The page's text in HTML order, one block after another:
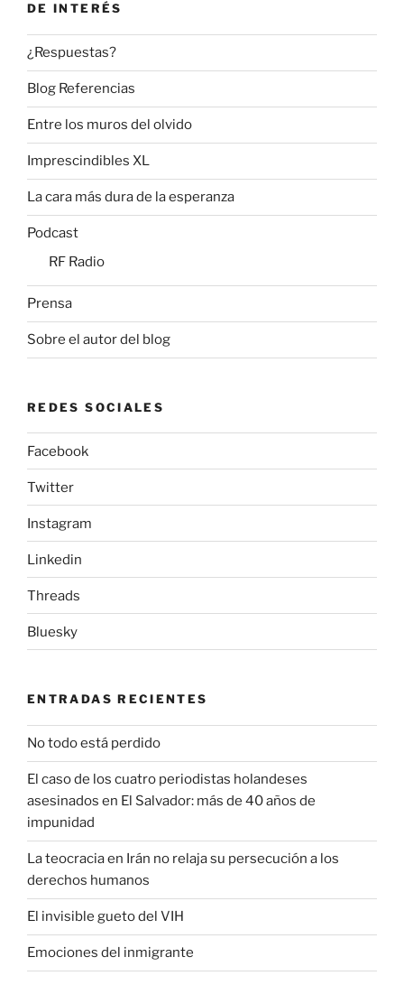
DE INTERÉS
¿Respuestas?
Blog Referencias
Entre los muros del olvido
Imprescindibles XL
La cara más dura de la esperanza
Podcast
RF Radio
Prensa
Sobre el autor del blog
REDES SOCIALES
Facebook
Twitter
Instagram
Linkedin
Threads
Bluesky
ENTRADAS RECIENTES
No todo está perdido
El caso de los cuatro periodistas holandeses
asesinados en El Salvador: más de 40 años de
impunidad
La teocracia en Irán no relaja su persecución a los
derechos humanos
El invisible gueto del VIH
Emociones del inmigrante